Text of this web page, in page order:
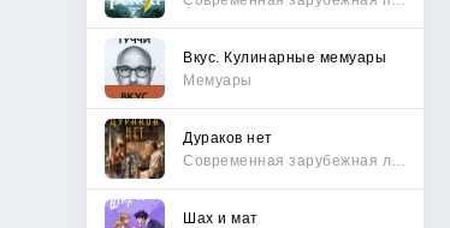
Вкус. Кулинарные мемуары
Мемуары
Дураков нет
Шах и мат